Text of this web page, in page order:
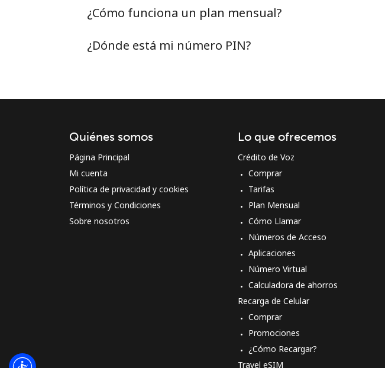
¿Cómo funciona un plan mensual?
¿Dónde está mi número PIN?
Quiénes somos
Página Principal
Mi cuenta
Política de privacidad y cookies
Términos y Condiciones
Sobre nosotros
Lo que ofrecemos
Crédito de Voz
Comprar
Tarifas
Plan Mensual
Cómo Llamar
Números de Acceso
Aplicaciones
Número Virtual
Calculadora de ahorros
Recarga de Celular
Comprar
Promociones
¿Cómo Recargar?
Travel eSIM